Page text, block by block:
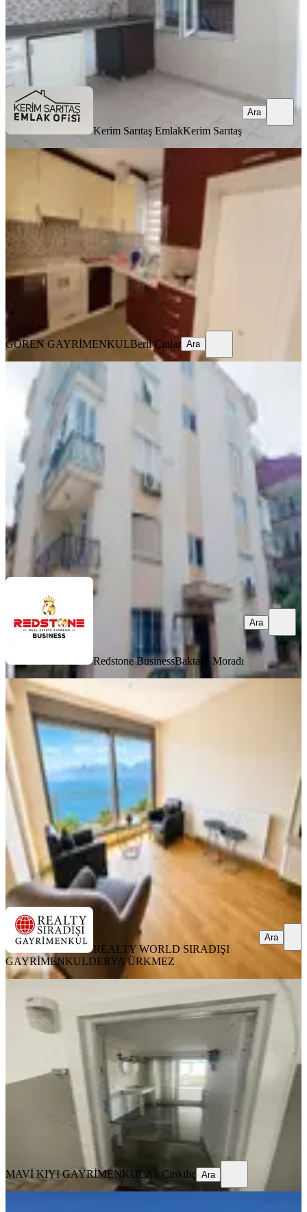
Kerim Sarıtaş Emlak
Ara
Kerim Sarıtaş EmlakKerim Sarıtaş
Ara
Güllük Caddesine Yakın 3+1 Kiralık
Daire
Muratpaşa, Deniz Mahallesi
·130 m²· 4. Kat 07.08.2026
28.000 ₺
Beril Çınlar
GÖREN GAYRİMENKULBeril Çınlar Ara
Çaybaşı Mah. Ayrı Mutfaklı 2+1
Merkezi Konumda Kiralık
Muratpaşa, Çaybaşı Mahallesi
2+1· ·Yüksek giriş 07.08.2026
32.000 ₺
Redstone Business
Redstone BusinessBaktash Moradı
Ara
YENİ
Komple Deniz Manzaralı Sıfır Bina
Eşyalı 3+1 Daire
Muratpaşa, Gençlik Mahallesi
3+1· 190 m²·
175.000 ₺
REALTY WORLD SIRADIŞI GAYRİMENKULDERYA
ÜRKMEZ
Ara
REALTY WORLD SIRADIŞI
GAYRİMENKULDERYA ÜRKMEZ
Ara
Muratpaşa Memurevlerı Mahallesi
2+1 Eşyalı Kiralık
·150 m²·5. Kat·07.08.2026
35.000 ₺
MAVİ KIYI GAYRİMENKUL Ali Çinkılıç
MAVİ KIYI GAYRİMENKUL Ali Çinkılıç Ara